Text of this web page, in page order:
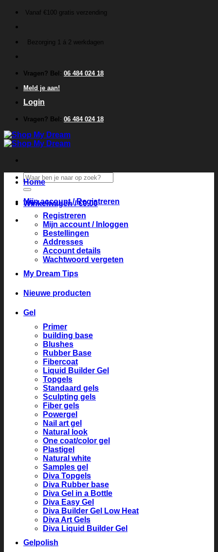
inhoud
Vanaf €100 gratis verzending
Bezorging 1 á 2 werkdagen
Vragen? Bel: 06 484 024 18
Meld je aan!
Login
Vragen? Bel: 06 484 024 18
Zoeken
naar:
Winkelwagen /€0.00
Home
Mijn account / Registreren
Registreren
Mijn account / Inloggen
Bestellingen
Addresses
Account details
Wachtwoord vergeten
My Dream Tips
Nieuwe producten
Gel
Primer
building base
Blushes
Rubber Base
Fibercoat
Liquid Builder Gel
Topgels
Standaard gels
Sculpting gels
Fiber gels
Powergel
Nail art gel
Natural look
One coat/color gel
Plastigel
Natural white
Samples gel
Diva Topgels
Diva Rubber base
Diva Gel in a Bottle
Diva Easy Gel
Diva Builder Gel Low Heat
Diva Art Gels
Diva Liquid Builder Gel
Gelpolish